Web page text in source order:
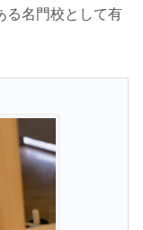
る名門校として有